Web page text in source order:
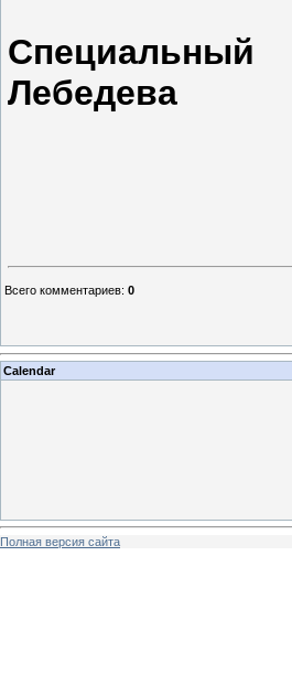
Лебедева
Всего комментариев: 0
Calendar
Полная версия сайта